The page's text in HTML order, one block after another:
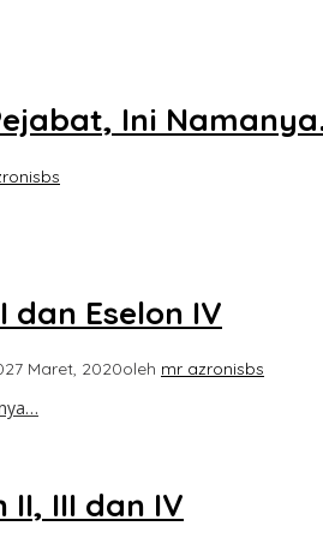
Ini
Eselon IV
27 Maret, 2020oleh mr azronisbs
III dan IV